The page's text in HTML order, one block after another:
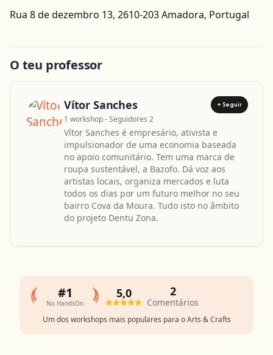
Rua 8 de dezembro 13, 2610-203 Amadora, Portugal
Leaflet| © OpenStreetMapcontributors
Obter direcções
O teu professor
Vítor Sanches + Seguir
1 workshop - Seguidores 2
Vítor Sanches é empresário, ativista e
impulsionador de uma economia baseada
no apoio comunitário. Tem uma marca de
roupa sustentável, a Bazofo. Dá voz aos
artistas locais, organiza mercados e luta
todos os dias por um futuro melhor no seu
bairro Cova da Moura. Tudo isto no âmbito
do projeto Dentu Zona.
#1
No HandsOn
Um dos workshops mais populares para o Arts & Crafts
5,0 2
Comentários